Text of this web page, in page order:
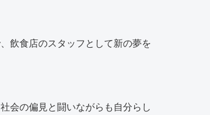
飲食店のスタッフとして新の夢を
会の偏見と闘いながらも自分らし